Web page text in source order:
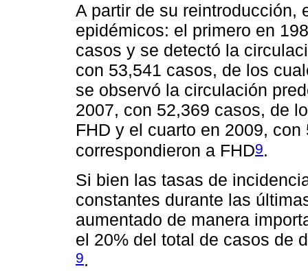
A partir de su reintroducción,
epidémicos: el primero en
casos y se detectó la
con 53,541 casos, de los
se observó la circulación
2007, con 52,369 casos, de
FHD y el cuarto en 2009,
correspondieron a FHD9.
Si bien las tasas de
constantes durante las
aumentado de manera
el 20% del total de casos de
9.